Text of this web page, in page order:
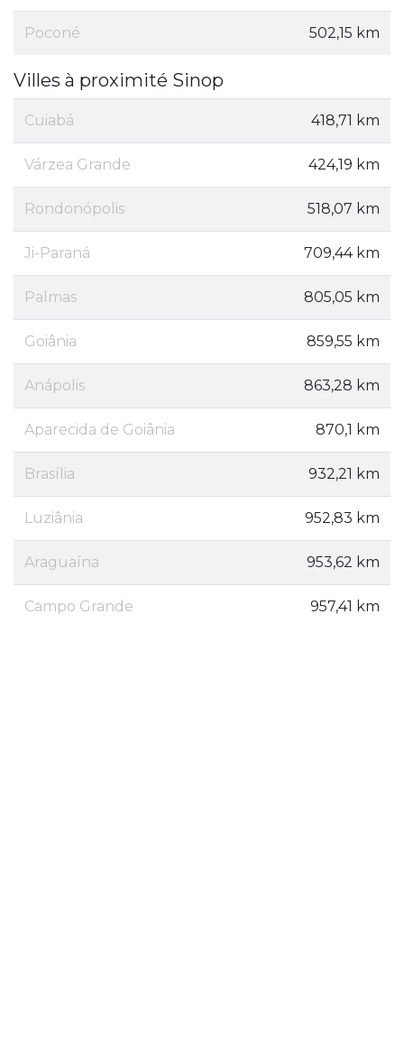
Poconé 502,15 km
Villes à proximité Sinop
Cuiabá 418,71 km
Várzea Grande 424,19 km
Rondonópolis 518,07 km
Ji-Paraná 709,44 km
Palmas 805,05 km
Goiânia 859,55 km
Anápolis 863,28 km
Aparecida de Goiânia 870,1 km
Brasília 932,21 km
Luziânia 952,83 km
Araguaína 953,62 km
Campo Grande 957,41 km